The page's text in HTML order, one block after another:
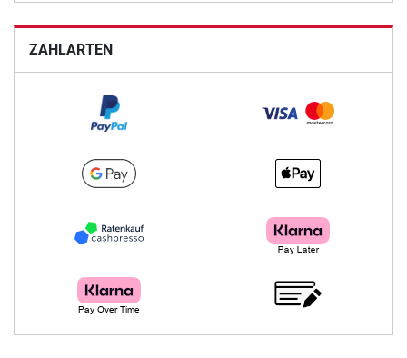
ZAHLARTEN